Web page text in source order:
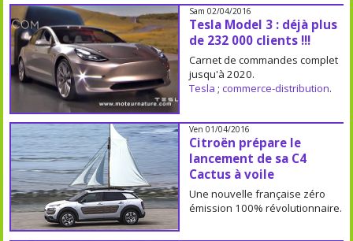
Sam 02/04/2016
Tesla Model 3 : déjà plus
de 232 000 clients !!!
Carnet de commandes complet
jusqu'à 2020.
Tesla ; commerce-distribution.
Ven 01/04/2016
Citroën prépare le
lancement de sa C4
Cactus à voile
Une nouvelle française zéro
émission 100% révolutionnaire.